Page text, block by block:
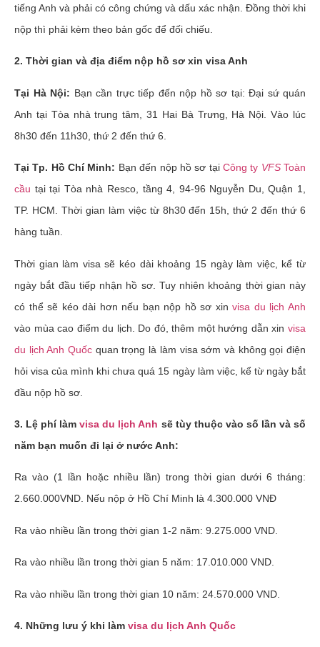
tiếng Anh và phải có công chứng và dấu xác nhận. Đồng thời khi
nộp thì phải kèm theo bản gốc để đối chiếu.
2. Thời gian và địa điểm nộp hồ sơ xin visa Anh
Tại Hà Nội: Bạn cần trực tiếp đến nộp hồ sơ tại: Đại sứ quán
Anh tại Tòa nhà trung tâm, 31 Hai Bà Trưng, Hà Nội. Vào lúc
8h30 đến 11h30, thứ 2 đến thứ 6.
Tại Tp. Hồ Chí Minh: Bạn đến nộp hồ sơ tại Công ty VFSToàn
cầu tại tại Tòa nhà Resco, tầng 4, 94-96 Nguyễn Du, Quận 1,
TP. HCM. Thời gian làm việc từ 8h30 đến 15h, thứ 2 đến thứ 6
hàng tuần.
Thời gian làm visa sẽ kéo dài khoảng 15 ngày làm việc, kể từ
ngày bắt đầu tiếp nhận hồ sơ. Tuy nhiên khoảng thời gian này
có thể sẽ kéo dài hơn nếu bạn nộp hồ sơ xinvisa du lịch Anh
vào mùa cao điểm du lịch. Do đó, thêm một hướng dẫn xin visa
du lịch Anh Quốc quan trọng là làm visa sớm và không gọi điện
hỏi visa của mình khi chưa quá 15 ngày làm việc, kể từ ngày bắt
đầu nộp hồ sơ.
3. Lệ phí làmvisa du lịch Anh sẽ tùy thuộc vào số lần và số
năm bạn muốn đi lại ở nước Anh:
Ra vào (1 lần hoặc nhiều lần) trong thời gian dưới 6 tháng:
2.660.000VND. Nếu nộp ở Hồ Chí Minh là 4.300.000 VNĐ
Ra vào nhiều lần trong thời gian 1-2 năm: 9.275.000 VND.
Ra vào nhiều lần trong thời gian 5 năm: 17.010.000 VND.
Ra vào nhiều lần trong thời gian 10 năm: 24.570.000 VND.
4. Những lưu ý khi làm visa du lịch Anh Quốc